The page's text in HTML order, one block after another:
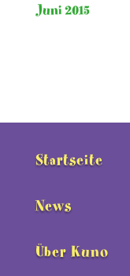
Juni 2015
Startseite
News
Über Kuno